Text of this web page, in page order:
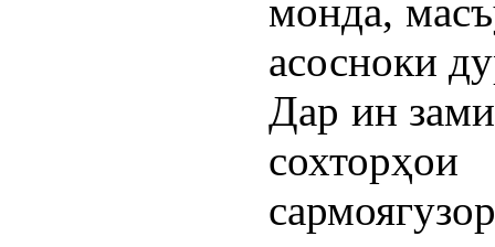
монда,
асосноки
Дар ин